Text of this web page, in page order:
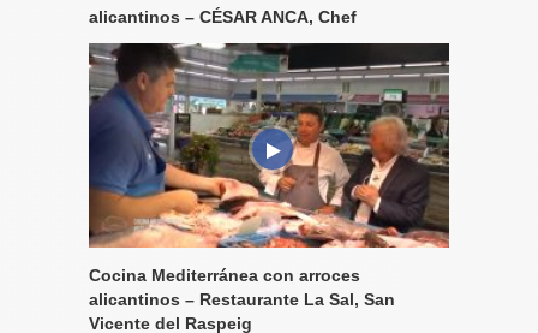
alicantinos – CÉSAR ANCA, Chef
Cocina Mediterránea con arroces
alicantinos – Restaurante La Sal, San
Vicente del Raspeig